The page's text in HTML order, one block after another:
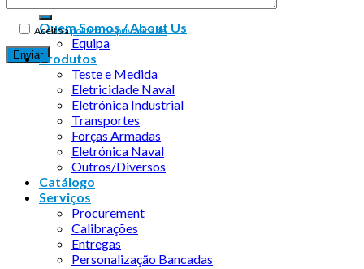
Aceito apolítica de privacidade
Quem Somos / About Us
Equipa
Produtos
Teste e Medida
Eletricidade Naval
Eletrónica Industrial
Transportes
Forças Armadas
Eletrónica Naval
Outros/Diversos
Catálogo
Serviços
Procurement
Calibrações
Entregas
Personalização Bancadas